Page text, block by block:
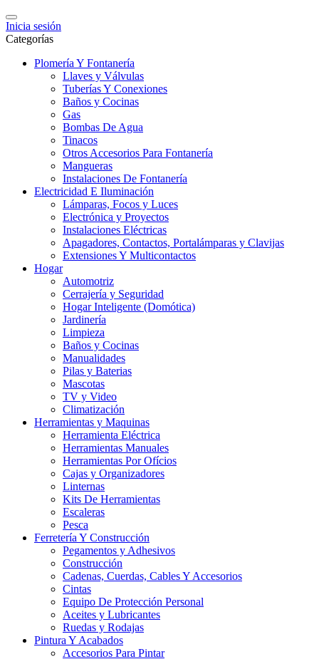
Inicia sesión
Categorías
Plomería Y Fontanería
Llaves y Válvulas
Tuberías Y Conexiones
Baños y Cocinas
Gas
Bombas De Agua
Tinacos
Otros Accesorios Para Fontanería
Mangueras
Instalaciones De Fontanería
Electricidad E Iluminación
Lámparas, Focos y Luces
Electrónica y Proyectos
Instalaciones Eléctricas
Apagadores, Contactos, Portalámparas y Clavijas
Extensiones Y Multicontactos
Hogar
Automotriz
Cerrajería y Seguridad
Hogar Inteligente (Domótica)
Jardinería
Limpieza
Baños y Cocinas
Manualidades
Pilas y Baterias
Mascotas
TV y Video
Climatización
Herramientas y Maquinas
Herramienta Eléctrica
Herramientas Manuales
Herramientas Por Ofícios
Cajas y Organizadores
Linternas
Kits De Herramientas
Escaleras
Pesca
Ferretería Y Construcción
Pegamentos y Adhesivos
Construcción
Cadenas, Cuerdas, Cables Y Accesorios
Cintas
Equipo De Protección Personal
Aceites y Lubricantes
Ruedas y Rodajas
Pintura Y Acabados
Accesorios Para Pintar